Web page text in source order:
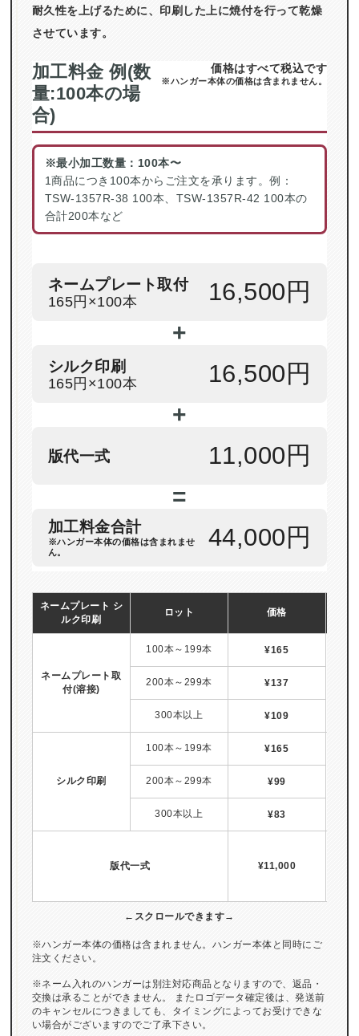
耐久性を上げるために、印刷した上に焼付を行って乾燥
させています。
加工料金 例(数
量:100本の場
合)
価格はすべて税込です
※ハンガー本体の価格は含まれません。
※最小加工数量：100本〜
1商品につき100本からご注文を承ります。例：
TSW-1357R-38 100本、TSW-1357R-42 100本の
合計200本など
ネームプレート取付
165円×100本 16,500円
+
シルク印刷
165円×100本 16,500円
+
版代一式 11,000円
=
加工料金合計
※ハンガー本体の価格は含まれませ
ん。
44,000円
ネームプレート シ
ルク印刷
ロット 価格
ネームプレート取
付(溶接)
100本～199本 ¥165
200本～299本 ¥137
300本以上 ¥109
シルク印刷
100本～199本 ¥165
200本～299本 ¥99
300本以上 ¥83
版代一式 ¥11,000
※ハンガー本体の価格は含まれません。ハンガー本体と同時にご
注文ください。
※ネーム入れのハンガーは別注対応商品となりますので、返品・
交換は承ることができません。 またロゴデータ確定後は、発送前
のキャンセルにつきましても、タイミングによってお受けできな
い場合がございますのでご了承下さい。